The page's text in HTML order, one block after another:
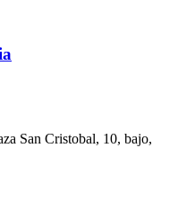
San Cristobal, 10, bajo,